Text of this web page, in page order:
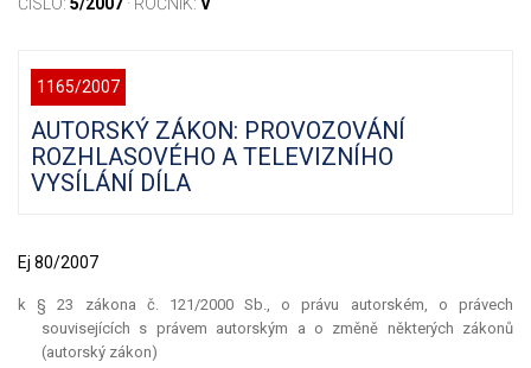
ČÍSLO: 5/2007 · ROČNÍK: V
1165/2007
AUTORSKÝ ZÁKON: PROVOZOVÁNÍ
ROZHLASOVÉHO A TELEVIZNÍHO
VYSÍLÁNÍ DÍLA
Ej 80/2007
k § 23 zákona č. 121/2000 Sb., o právu autorském, o právech
souvisejících s právem autorským a o změně některých zákonů
(autorský zákon)